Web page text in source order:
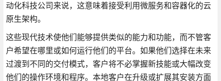
动化科技公司来说，这意味着接受利用微服务和容器化的云
原生架构。
这些现代技术使他们能够提供类似的能力和功能，而不管客
户希望在哪里或如何运行他们的平台。如果他们选择在未来
过渡到不同的交付模式，客户将不必掌握新技能或大幅改变
他们的操作环境和程序。本地客户在升级或扩展其安装方面